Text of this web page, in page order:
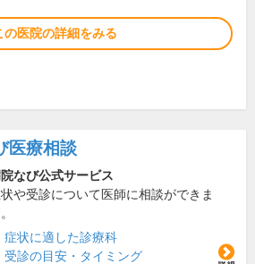
の医院の詳細をみる
医療相談
なび公式サービス
や受診について医師に相談ができま
症状に適した診療科
受診の目安・タイミング